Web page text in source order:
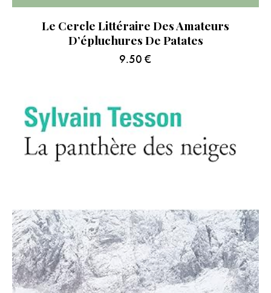
Le Cercle Littéraire Des Amateurs
D’épluchures De Patates
9.50 €